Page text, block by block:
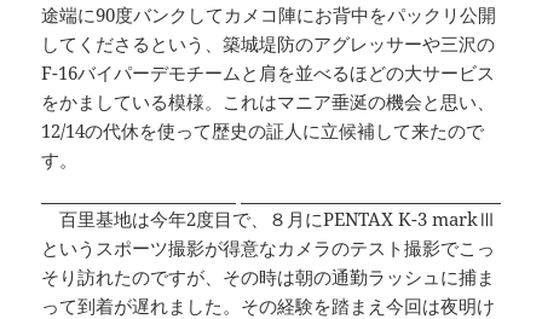
途端に90度バンクしてカメコ陣にお背中をパックリ公開
してくださるという、築城堤防のアグレッサーや三沢の
F-16バイパーデモチームと肩を並べるほどの大サービス
をかましている模様。これはマニア垂涎の機会と思い、
12/14の代休を使って歴史の証人に立候補して来たので
す。
百里基地は今年2度目で、８月にPENTAX K-3 markⅢ
というスポーツ撮影が得意なカメラのテスト撮影でこっ
そり訪れたのですが、その時は朝の通勤ラッシュに捕ま
って到着が遅れました。その経験を踏まえ今回は夜明け